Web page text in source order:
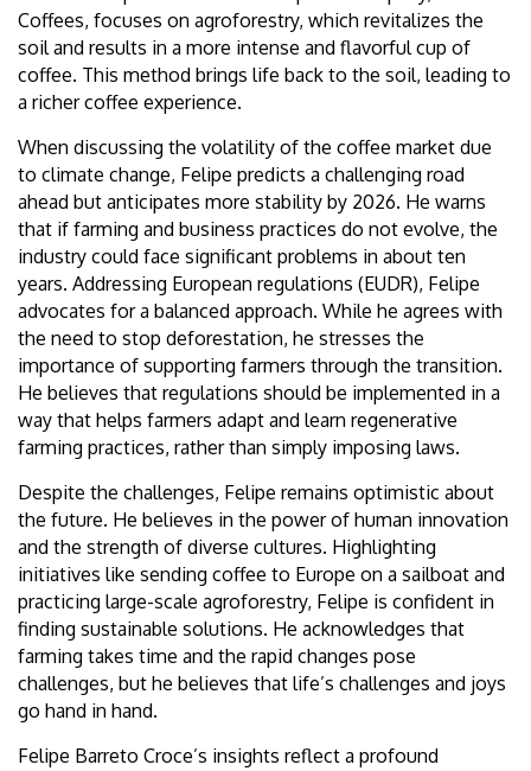
Coffees, focuses on agroforestry, which revitalizes the
soil and results in a more intense and flavorful cup of
coffee. This method brings life back to the soil, leading to
a richer coffee experience.
When discussing the volatility of the coffee market due
to climate change, Felipe predicts a challenging road
ahead but anticipates more stability by 2026. He warns
that if farming and business practices do not evolve, the
industry could face significant problems in about ten
years. Addressing European regulations (EUDR), Felipe
advocates for a balanced approach. While he agrees with
the need to stop deforestation, he stresses the
importance of supporting farmers through the transition.
He believes that regulations should be implemented in a
way that helps farmers adapt and learn regenerative
farming practices, rather than simply imposing laws.
Despite the challenges, Felipe remains optimistic about
the future. He believes in the power of human innovation
and the strength of diverse cultures. Highlighting
initiatives like sending coffee to Europe on a sailboat and
practicing large-scale agroforestry, Felipe is confident in
finding sustainable solutions. He acknowledges that
farming takes time and the rapid changes pose
challenges, but he believes that life’s challenges and joys
go hand in hand.
Felipe Barreto Croce’s insights reflect a profound